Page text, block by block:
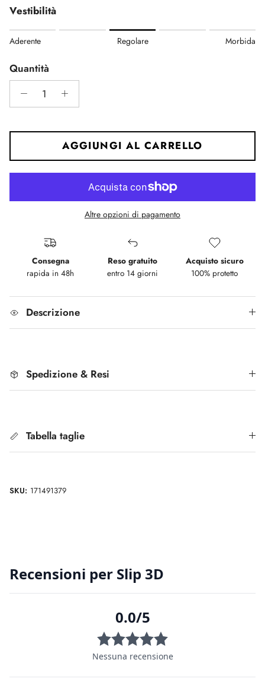
Vestibilità
Rating of 1 means Aderente.
Rating of 5 means Morbida.
The rating of this product for "" is 3.
Aderente Regolare Morbida
Quantità
AGGIUNGI AL CARRELLO
Altre opzioni di pagamento
Consegna
rapida in 48h
Reso gratuito
entro 14 giorni
Acquisto sicuro
100% protetto
Descrizione
Spedizione & Resi
Tabella taglie
SKU: 171491379